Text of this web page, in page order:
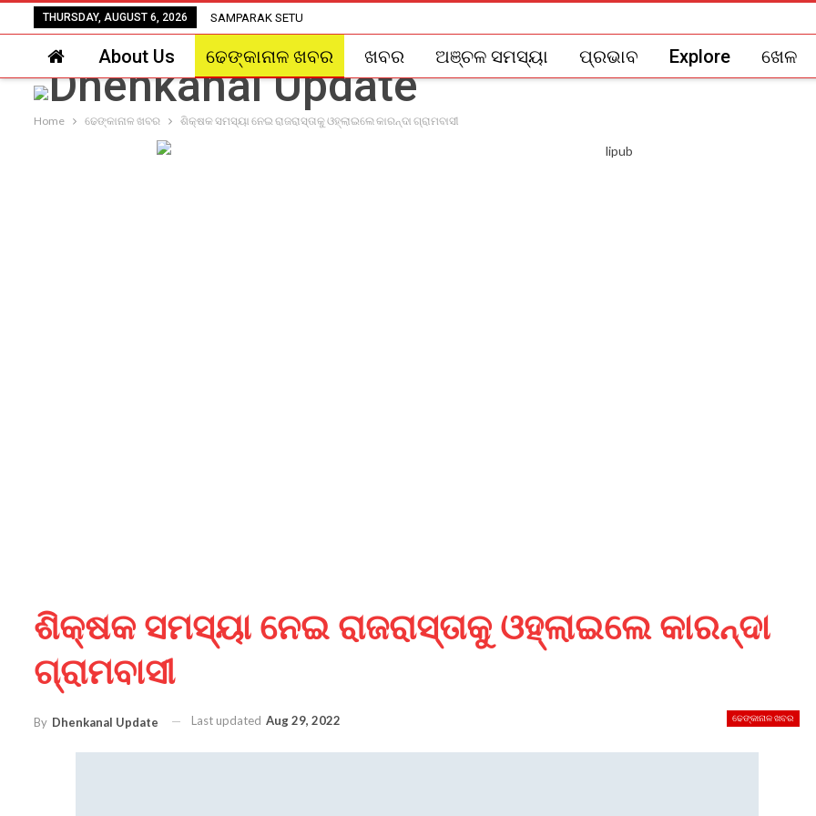
THURSDAY, AUGUST 6, 2026 SAMPARAK SETU
About Us ଢେଙ୍କାନାଳ ଖବର ଖବର ଅଞ୍ଚଳ ସମସ୍ୟା ପ୍ରଭାବ Explore ଖେଳ
Home ଢେଙ୍କାନାଳ ଖବର ଶିକ୍ଷକ ସମସ୍ୟା ନେଇ ରାଜରାସ୍ତାକୁ ଓହ୍ଲାଇଲେ କାରନ୍ଦା ଗ୍ରାମବାସୀ
ଶିକ୍ଷକ ସମସ୍ୟା ନେଇ ରାଜରାସ୍ତାକୁ ଓହ୍ଲାଇଲେ କାରନ୍ଦା
ଗ୍ରାମବାସୀ
ଢେଙ୍କାନାଳ ଖବର
By Dhenkanal Update Last updated Aug 29, 2022